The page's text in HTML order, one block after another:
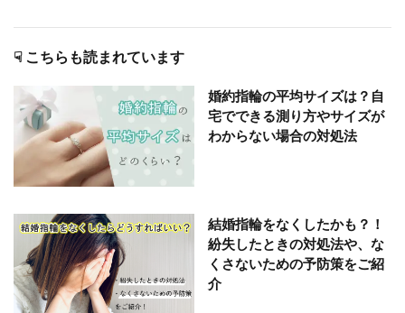
☟ こちらも読まれています
婚約指輪の平均サイズは？自
宅でできる測り方やサイズが
わからない場合の対処法
結婚指輪をなくしたかも？！
紛失したときの対処法や、な
くさないための予防策をご紹
介